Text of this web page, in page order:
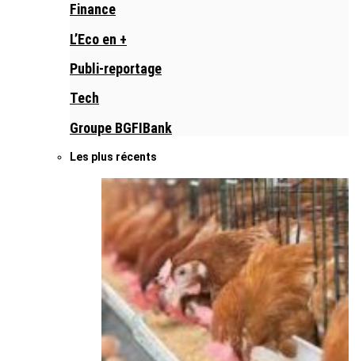
Finance
L’Eco en +
Publi-reportage
Tech
Groupe BGFIBank
Les plus récents